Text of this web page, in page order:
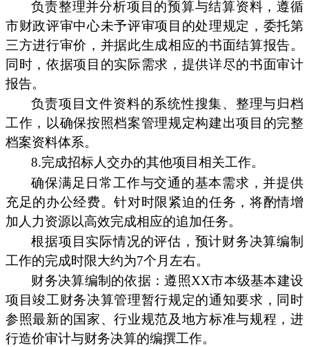
负责整理并分析项目的预算与结算资料，遵循
市财政评审中心未予评审项目的处理规定，委托第
三方进行审价，并据此生成相应的书面结算报告。
同时，依据项目的实际需求，提供详尽的书面审计
报告。
负责项目文件资料的系统性搜集、整理与归档
工作，以确保按照档案管理规定构建出项目的完整
档案资料体系。
8.完成招标人交办的其他项目相关工作。
确保满足日常工作与交通的基本需求，并提供
充足的办公经费。针对时限紧迫的任务，将酌情增
加人力资源以高效完成相应的追加任务。
根据项目实际情况的评估，预计财务决算编制
工作的完成时限大约为7个月左右。
财务决算编制的依据：遵照XX市本级基本建设
项目竣工财务决算管理暂行规定的通知要求，同时
参照最新的国家、行业规范及地方标准与规程，进
行造价审计与财务决算的编撰工作。